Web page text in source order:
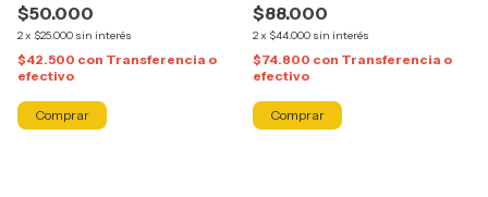
$50.000
2x $25.000 sin interés
$42.500 con Transferencia o
efectivo
$88.000
2x $44.000 sin interés
$74.800 con Transferencia o
efectivo